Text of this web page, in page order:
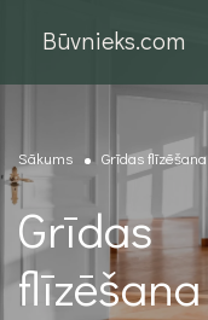
Būvnieks.com
Sākums Grīdas flīzēšana
Grīdas
flīzēšana